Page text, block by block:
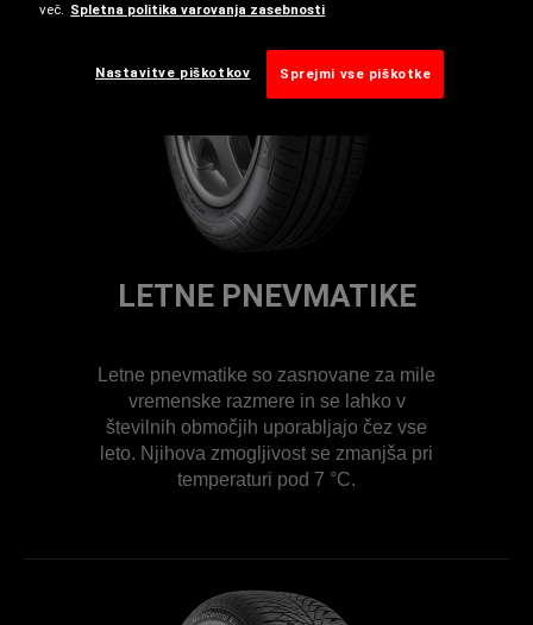
LETNE PNEVMATIKE
Letne pnevmatike so zasnovane za mile
vremenske razmere in se lahko v
številnih območjih uporabljajo čez vse
leto. Njihova zmogljivost se zmanjša pri
temperaturi pod 7 °C.
več. Spletna politika varovanja zasebnosti
Nastavitve piškotkov Sprejmi vse piškotke